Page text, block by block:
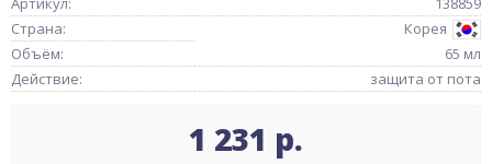
Страна:
Корея
Объём:
65 мл
Действие:
защита от пота
1 231 р.